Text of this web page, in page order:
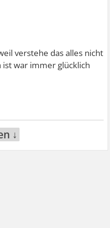
verstehe das alles nicht
war immer glücklich
↓